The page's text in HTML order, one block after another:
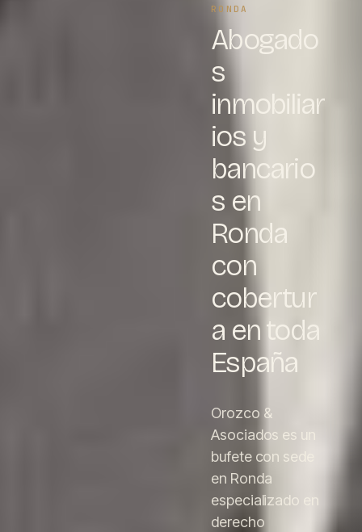
RONDA
Abogado
s
inmobiliar
ios y
bancario
s en
Ronda
con
cobertur
a en toda
España
Orozco &
Asociados es un
bufete con sede
en Ronda
especializado en
derecho